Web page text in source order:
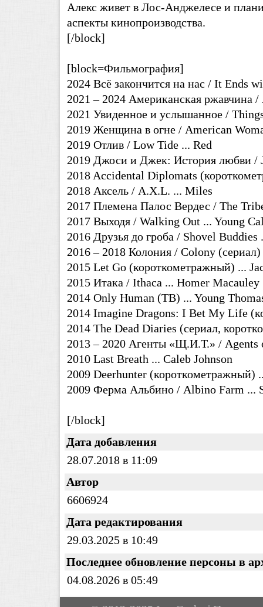
Алекс живет в Лос-Анджелесе и
аспекты кинопроизводства.
[/block]
[block=Фильмография]
2024 Всё закончится на нас / It Ends
2021 – 2024 Американская ржавчина
2021 Увиденное и услышанное /
2019 Женщина в огне / American
2019 Отлив / Low Tide ... Red
2019 Джоси и Джек: История любви /
2018 Accidental Diplomats
2018 Аксель / A.X.L. ... Miles
2017 Племена Палос Вердес / The
2017 Выходя / Walking Out ... Young
2016 Друзья до гроба / Shovel Buddies
2016 – 2018 Колония / Colony
2015 Let Go (короткометражный) ...
2015 Итака / Ithaca ... Homer Macauley
2014 Only Human (ТВ) ... Young
2014 Imagine Dragons: I Bet My Life
2014 The Dead Diaries (сериал,
2013 – 2020 Агенты «Щ.И.Т.» / Agents
2010 Last Breath ... Caleb Johnson
2009 Deerhunter (короткометражный)
2009 Ферма Альбино / Albino Farm ...
[/block]
Дата добавления
28.07.2018 в 11:09
Автор
6606924
Дата редактирования
29.03.2025 в 10:49
Последнее обновление персоны в
04.08.2026 в 05:49